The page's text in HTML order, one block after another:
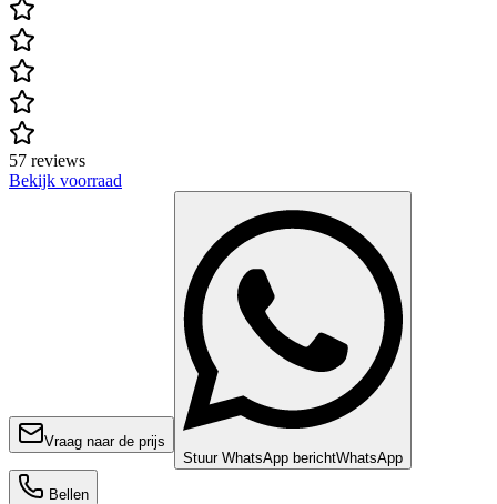
57 reviews
Bekijk voorraad
Vraag naar de prijs
Stuur WhatsApp berichtWhatsApp
Bellen